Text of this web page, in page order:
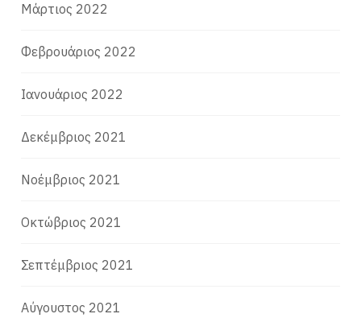
Μάρτιος 2022
Φεβρουάριος 2022
Ιανουάριος 2022
Δεκέμβριος 2021
Νοέμβριος 2021
Οκτώβριος 2021
Σεπτέμβριος 2021
Αύγουστος 2021